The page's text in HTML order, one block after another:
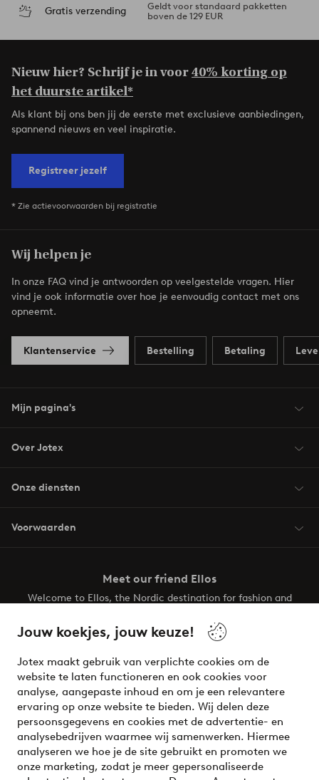
Jouw koekjes, jouw keuze!
Jotex maakt gebruik van verplichte cookies om de
website te laten functioneren en ook cookies voor
analyse, aangepaste inhoud en om je een relevantere
ervaring op onze website te bieden. Wij delen deze
persoonsgegevens en cookies met de advertentie- en
analysebedrijven waarmee wij samenwerken. Hiermee
analyseren we hoe je de site gebruikt en promoten we
onze marketing, zodat je meer gepersonaliseerde
Gratis verzending
Geldt voor standaard pakketten
boven de 129 EUR
Nieuw hier? Schrijf je in voor40% korting op
het duurste artikel*
Als klant bij ons ben jij de eerste met exclusieve aanbiedingen,
spannend nieuws en veel inspiratie.
Registreer jezelf
* Zie actievoorwaarden bij registratie
Wij helpen je
In onze FAQ vind je antwoorden op veelgestelde vragen. Hier
vind je ook informatie over hoe je eenvoudig contact met ons
opneemt.
Klantenservice Bestelling Betaling
Mijn pagina's
Over Jotex
Onze diensten
Voorwaarden
Meet our friend Ellos
Welcome to Ellos, the Nordic destination for fashion and
your wardrobe. Your next inspiring look is here!
Veilig betalen - Nu betalen of opsplitsen
Wil je meer weten over onze betaalopties?